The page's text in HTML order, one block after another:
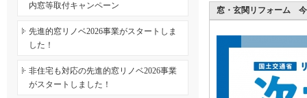
窓・玄関リフォーム 今
内窓等取付キャンペーン
先進的窓リノベ2026事業がスタートしま
した！
非住宅も対応の先進的窓リノベ2026事業
がスタートしました！